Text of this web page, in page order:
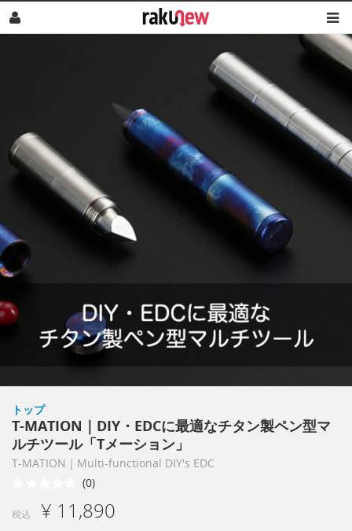
トップ
T-MATION｜DIY・EDCに最適なチタン製ペン型マ
ルチツール「Tメーション」
T-MATION｜Multi-functional DIY's EDC
(0)
税込 ¥ 11,890